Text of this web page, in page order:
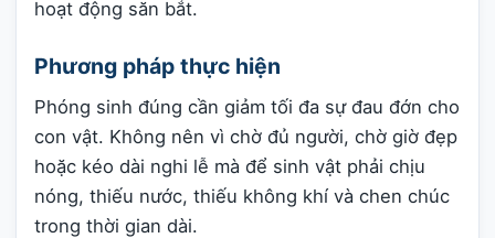
hoạt động săn bắt.
Phương pháp thực hiện
Phóng sinh đúng cần giảm tối đa sự đau đớn cho
con vật. Không nên vì chờ đủ người, chờ giờ đẹp
hoặc kéo dài nghi lễ mà để sinh vật phải chịu
nóng, thiếu nước, thiếu không khí và chen chúc
trong thời gian dài.